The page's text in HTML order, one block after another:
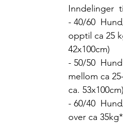
Inndelinger
- 40/60
opptil ca 25
42x100cm)
- 50/50
mellom ca
ca. 53x100cm)
- 60/40
over ca